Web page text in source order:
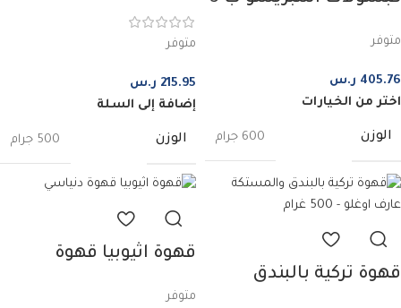
كبسولة
متوفر
405.76 ر.س
اختر من الخيارات
الوزن 600 جرام
متوفر
215.95 ر.س
إضافة إلى السلة
الوزن 500 جرام
قهوة تركية بالبندق
قهوة اثيوبيا قهوة
متوفر